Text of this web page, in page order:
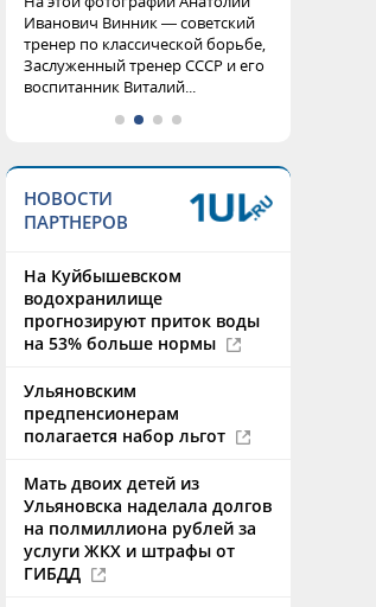
Иванович Винник — советский
тренер по классической борьбе,
Заслуженный тренер СССР и его
воспитанник Виталий...
НОВОСТИ
ПАРТНЕРОВ
На Куйбышевском
водохранилище
прогнозируют приток воды
на 53% больше нормы
Ульяновским
предпенсионерам
полагается набор льгот
Мать двоих детей из
Ульяновска наделала долгов
на полмиллиона рублей за
услуги ЖКХ и штрафы от
ГИБДД